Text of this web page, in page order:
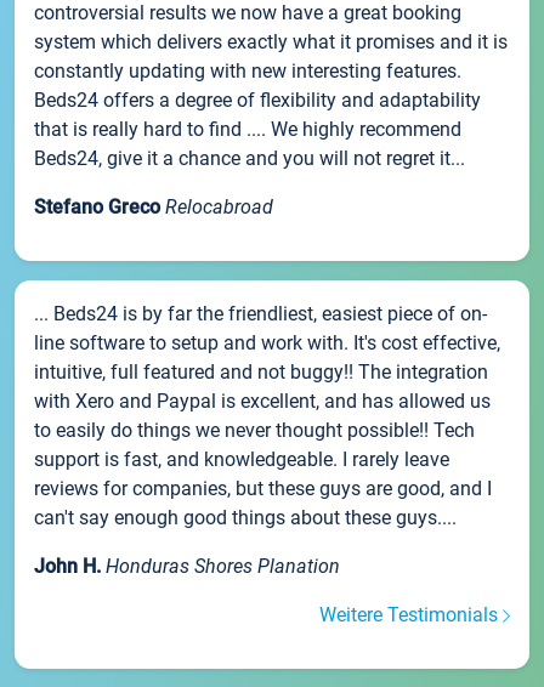
controversial results we now have a great booking
system which delivers exactly what it promises and it is
constantly updating with new interesting features.
Beds24 offers a degree of flexibility and adaptability
that is really hard to find .... We highly recommend
Beds24, give it a chance and you will not regret it...
Stefano Greco Relocabroad
... Beds24 is by far the friendliest, easiest piece of on-
line software to setup and work with. It's cost effective,
intuitive, full featured and not buggy!! The integration
with Xero and Paypal is excellent, and has allowed us
to easily do things we never thought possible!! Tech
support is fast, and knowledgeable. I rarely leave
reviews for companies, but these guys are good, and I
can't say enough good things about these guys....
John H. Honduras Shores Planation
Weitere Testimonials